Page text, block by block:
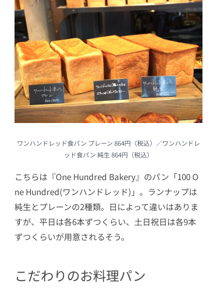
ワンハンドレッド食パン プレーン 864円（税込）／ワンハンドレ
ッド食パン 純生 864円（税込）
こちらは『One Hundred Bakery』のパン「100 O
ne Hundred(ワンハンドレッド)」。ランナップは
純生とプレーンの2種類。日によって違いはありま
すが、平日は各6本ずつくらい、土日祝日は各9本
ずつくらいが用意されるそう。
こだわりのお料理パン